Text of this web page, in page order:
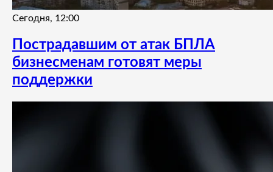
Сегодня, 12:00
Пострадавшим от атак БПЛА
бизнесменам готовят меры
поддержки